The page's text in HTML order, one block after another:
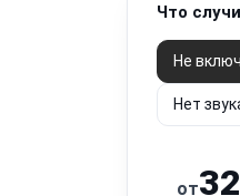
Что
Не
Нет
от